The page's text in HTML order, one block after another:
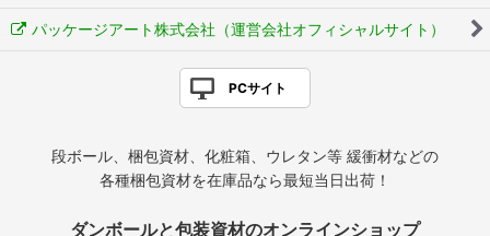
パッケージアート株式会社（運営会社オフィシャルサイト）
PCサイト
段ボール、梱包資材、化粧箱、ウレタン等 緩衝材などの
各種梱包資材を在庫品なら最短当日出荷！
ダンボールと包装資材のオンラインショップ